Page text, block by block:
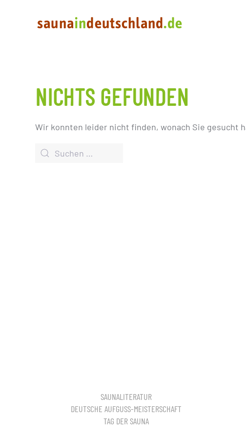
NICHTS GEFUNDEN
Wir konnten leider nicht finden, wonach Sie gesucht
SAUNALITERATUR
DEUTSCHE AUFGUSS-MEISTERSCHAFT
TAG DER SAUNA